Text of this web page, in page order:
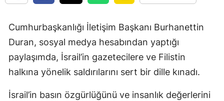
Cumhurbaşkanlığı İletişim Başkanı Burhanettin
Duran, sosyal medya hesabından yaptığı
paylaşımda, İsrail’in gazetecilere ve Filistin
halkına yönelik saldırılarını sert bir dille kınadı.
İsrail’in basın özgürlüğünü ve insanlık değerlerini